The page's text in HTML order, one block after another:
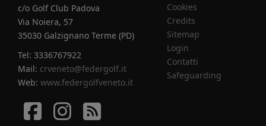
c/o Golf Club Padova
Via Noiera, 57
35030 Galzignano Terme (PD)
Tel: 3336767922
Mail: crveneto@federgolf.it
Web: www.federgolfveneto.it
Facebook
Istagram
Istagram
Cookies
Credits
Sitemap
Login
Contatti
Safeguarding